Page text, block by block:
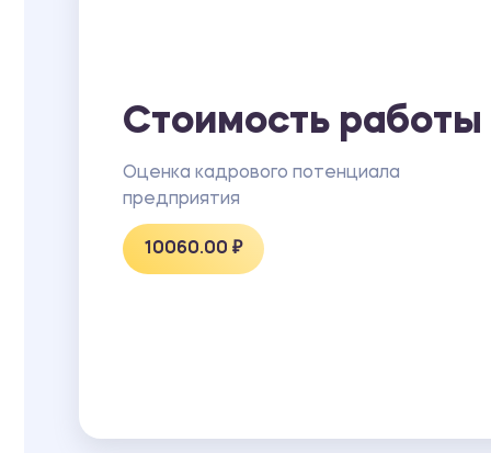
Стоимость работы
Оценка кадрового потенциала
предприятия
10060.00 ₽